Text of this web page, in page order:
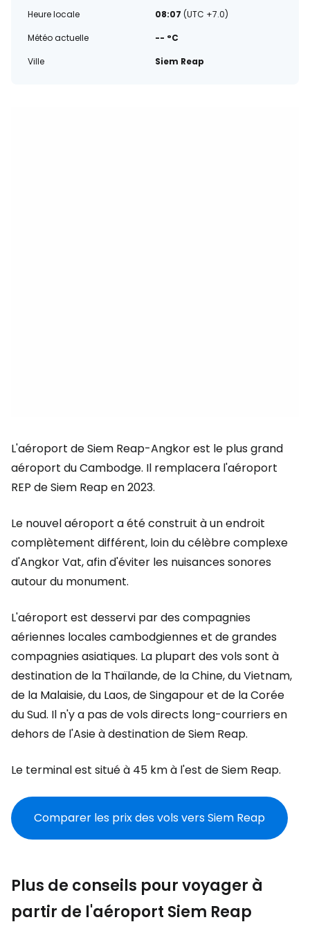
Heure locale 08:07 (UTC +7.0)
Météo actuelle
-- °C
Ville
Siem Reap
L'aéroport de Siem Reap-Angkor est le plus grand
aéroport du Cambodge. Il remplacera l'aéroport
REP de Siem Reap en 2023.
Le nouvel aéroport a été construit à un endroit
complètement différent, loin du célèbre complexe
d'Angkor Vat, afin d'éviter les nuisances sonores
autour du monument.
L'aéroport est desservi par des compagnies
aériennes locales cambodgiennes et de grandes
compagnies asiatiques. La plupart des vols sont à
destination de la Thaïlande, de la Chine, du Vietnam,
de la Malaisie, du Laos, de Singapour et de la Corée
du Sud. Il n'y a pas de vols directs long-courriers en
dehors de l'Asie à destination de Siem Reap.
Le terminal est situé à 45 km à l'est de Siem Reap.
Comparer les prix des vols vers Siem Reap
Plus de conseils pour voyager à
partir de l'aéroport Siem Reap